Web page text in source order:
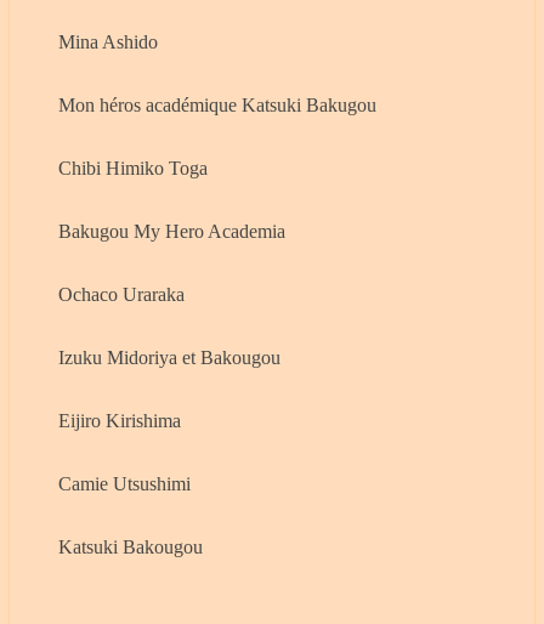
Mina Ashido
Mon héros académique Katsuki Bakugou
Chibi Himiko Toga
Bakugou My Hero Academia
Ochaco Uraraka
Izuku Midoriya et Bakougou
Eijiro Kirishima
Camie Utsushimi
Katsuki Bakougou